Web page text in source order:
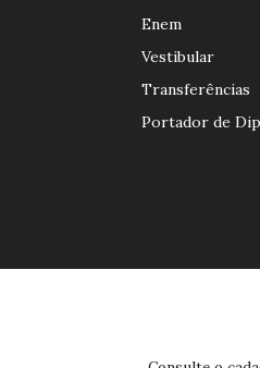
Enem
Vestibular
Transferências
Portador de